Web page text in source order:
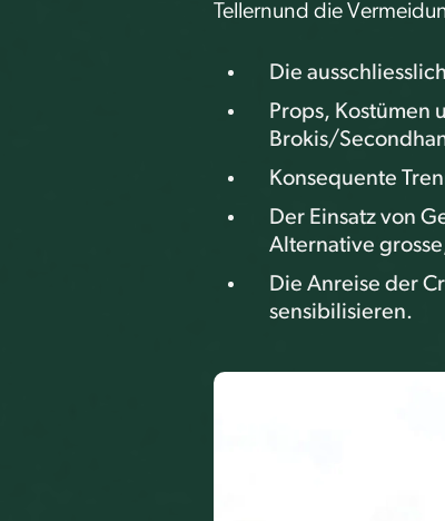
Tellernund die
Die
Props, Kostümen
Brokis/
Konsequente
Der Einsatz von
Alternative
Die Anreise der
sensibilisieren.